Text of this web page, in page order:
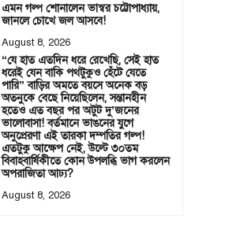
এমন গল্প শোনালেন ভাস্বর চট্টোপাধ্যায়,
জানলে চোখে জল আসবে!
August 8, 2026
“যে হাত এতদিন ধরে রেখেছি, সেই হাত
ধরেই যেন বাকি পথটুকুও হেঁটে যেতে
পারি” বাড়ির অমতে বয়সে অনেক বড়
অতনুকে বেছে নিয়েছিলেন, সন্তানহীন
হতেও এত বছর পর অটুট দু’জনের
ভালোবাসা! বর্তমানে ভাঙনের যুগে
অনুপ্রেরণা এই তারকা দম্পতির গল্প!
এতটুকু আক্ষেপ নেই, উল্টে ৩০তম
বিবাহবার্ষিকীতে কোন উপলব্ধি ভাগ করলেন
অপরাজিতা আঢ্য?
August 8, 2026